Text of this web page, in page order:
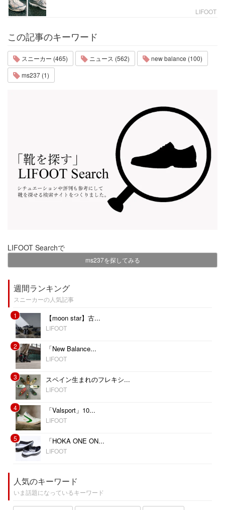
LIFOOT
この記事のキーワード
スニーカー (465) ニュース (562)
new balance (100)
ms237 (1)
LIFOOT Searchで
ms237を探してみる
週間ランキング
スニーカーの人気記事
1
【moon star】古...
LIFOOT
2 「New Balance...
LIFOOT
3 スペイン生まれのフレキシ...
LIFOOT
4 「Valsport」10...
LIFOOT
5 「HOKA ONE ON...
LIFOOT
人気のキーワード
いま話題になっているキーワード